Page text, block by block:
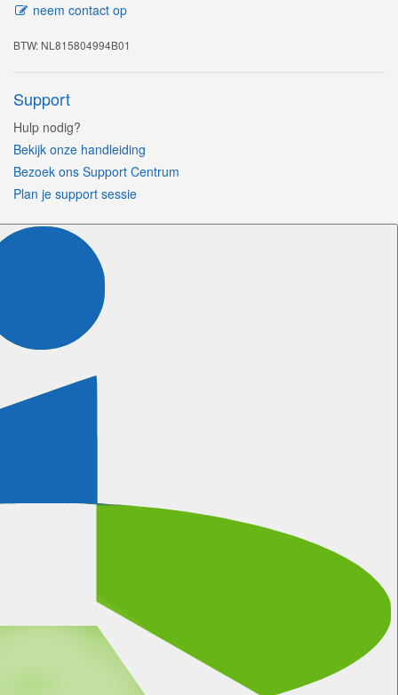
neem contact op
BTW: NL815804994B01
Support
Hulp nodig?
Bekijk onze handleiding
Bezoek ons Support Centrum
Plan je support sessie
Volg ons
Certificeringen
Wanneer kunnen wij bellen?
We gebruiken natuurlijk onze eigen software voor het
Plan hier je eigen afspraak in
Algemene Voorwaarden Privacy Statement
Referenties